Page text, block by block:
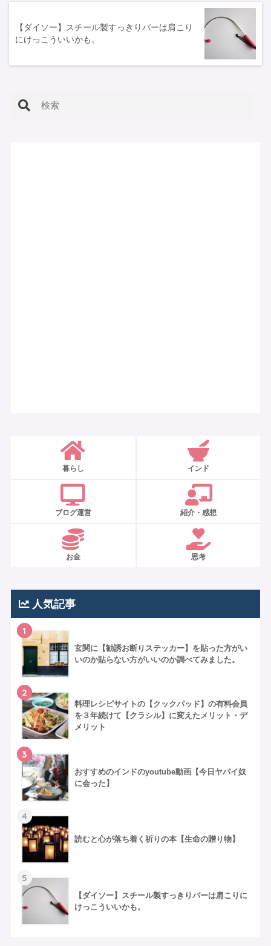
【ダイソー】スチール製すっきりバーは肩こり
にけっこういいかも。
暮らし インド
ブログ運営 紹介・感想
お金 思考
人気記事
1
玄関に【勧誘お断りステッカー】を貼った方がい
いのか貼らない方がいいのか調べてみました。
2
料理レシピサイトの【クックパッド】の有料会員
を３年続けて【クラシル】に変えたメリット・デ
メリット
3
おすすめのインドのyoutube動画【今日ヤバイ奴
に会った】
4
読むと心が落ち着く祈りの本【生命の贈り物】
5
【ダイソー】スチール製すっきりバーは肩こりに
けっこういいかも。